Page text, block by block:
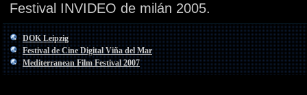
Festival INVIDEO de milán 2005.
DOK Leipzig
Festival de Cine Digital Viña del Mar
Mediterranean Film Festival 2007